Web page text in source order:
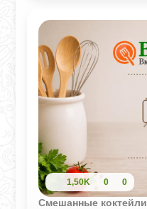
1,50K 0 0
Смешанные коктейли